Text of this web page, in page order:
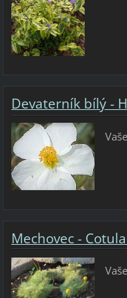
Devaterník bílý -
Mechovec -